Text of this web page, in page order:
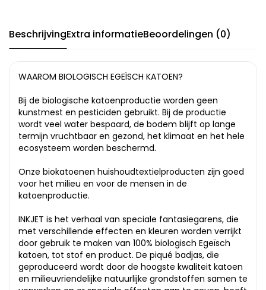
BeschrijvingExtra informatieBeoordelingen (0)
WAAROM BIOLOGISCH EGEÏSCH KATOEN?
Bij de biologische katoenproductie worden geen
kunstmest en pesticiden gebruikt. Bij de productie
wordt veel water bespaard, de bodem blijft op lange
termijn vruchtbaar en gezond, het klimaat en het hele
ecosysteem worden beschermd.
Onze biokatoenen huishoudtextielproducten zijn goed
voor het milieu en voor de mensen in de
katoenproductie.
INKJET is het verhaal van speciale fantasiegarens, die
met verschillende effecten en kleuren worden verrijkt
door gebruik te maken van 100% biologisch Egeïsch
katoen, tot stof en product. De piqué badjas, die
geproduceerd wordt door de hoogste kwaliteit katoen
en milieuvriendelijke natuurlijke grondstoffen samen te